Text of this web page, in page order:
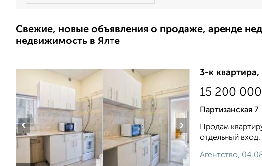
Свежие, новые объявления о продаже, аренде
недвижимость в Ялте
‹ ›
3-к
15 200 000
Партизанская 7
Продам
отдельный
Агентство,